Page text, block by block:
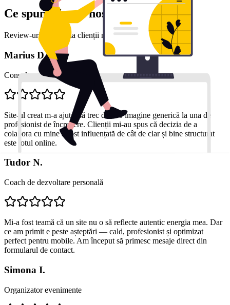
Ce spun clienții noștri
Review-uri reale de la clienții noștri mulțumiți
Marius D.
Consultant financiar
Site-ul creat m-a ajutat să trec de la o imagine generică la una de
profesionist de încredere. Clienții mi-au spus că decizia de a
colabora cu mine a fost influențată de cât de clar și bine structurat
este totul online.
Tudor N.
Coach de dezvoltare personală
Mi-a fost teamă că un site nu o să reflecte autentic energia mea. Dar
ce am primit e peste așteptări — cald, profesionist și optimizat
perfect pentru mobile. Am început să primesc mesaje direct din
formularul de contact.
Simona I.
Organizator evenimente